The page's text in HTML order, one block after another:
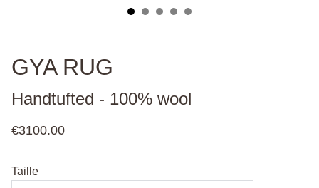
GYA RUG
Handtufted - 100% wool
€3100.00
Taille